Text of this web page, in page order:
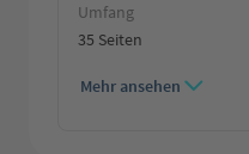
Umfang
35 Seiten
Mehr ansehen